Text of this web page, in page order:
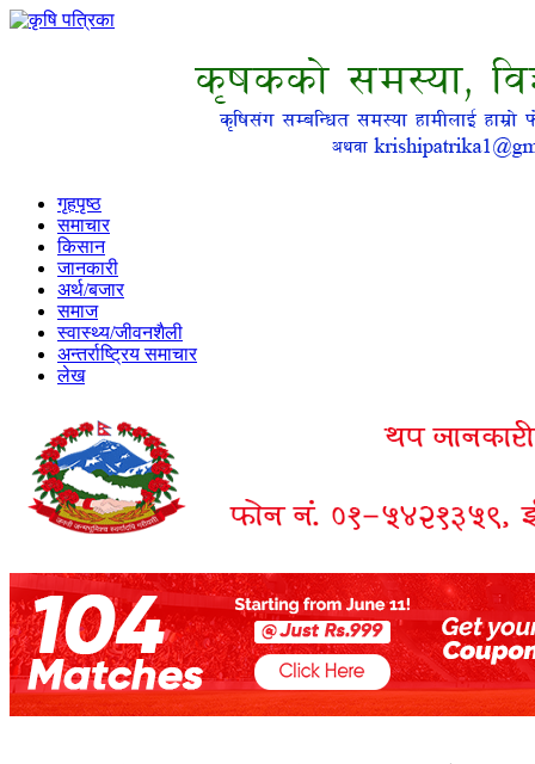
गृहपृष्ठ
समाचार
किसान
जानकारी
अर्थ/बजार
समाज
स्वास्थ्य/जीवनशैली
अन्तर्राष्ट्रिय समाचार
लेख